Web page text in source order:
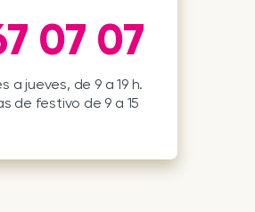
07 07
a jueves, de 9 a 19 h.
de festivo de 9 a 15